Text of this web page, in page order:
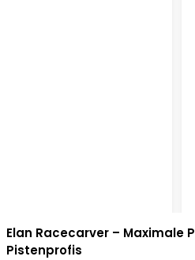
Elan Racecarver – Maximale
Pistenprofis